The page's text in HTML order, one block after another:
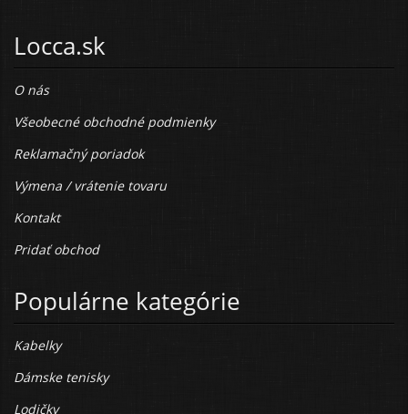
Locca.sk
O nás
Všeobecné obchodné podmienky
Reklamačný poriadok
Výmena / vrátenie tovaru
Kontakt
Pridať obchod
Populárne kategórie
Kabelky
Dámske tenisky
Lodičky